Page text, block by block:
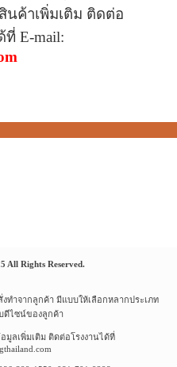
นค้าเพิ่มเติม ติดต่อ
ที่E-mail:
All Rights Reserved.
ทำจากลูกค้า มีแบบให้เลือกหลากประเภท
ดีไซน์ของลูกค้า
มูลเพิ่มเติม ติดต่อโรงงานได้ที่